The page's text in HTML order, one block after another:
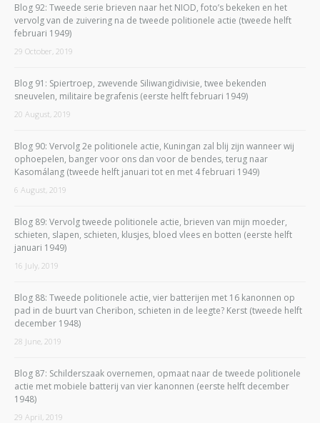
Blog 92: Tweede serie brieven naar het NIOD, foto’s bekeken en het
vervolg van de zuivering na de tweede politionele actie (tweede helft
februari 1949)
29 October, 2019
Blog 91: Spiertroep, zwevende Siliwangidivisie, twee bekenden
sneuvelen, militaire begrafenis (eerste helft februari 1949)
20 August, 2019
Blog 90: Vervolg 2e politionele actie, Kuningan zal blij zijn wanneer wij
ophoepelen, banger voor ons dan voor de bendes, terug naar
Kasomálang (tweede helft januari tot en met 4 februari 1949)
6 August, 2019
Blog 89: Vervolg tweede politionele actie, brieven van mijn moeder,
schieten, slapen, schieten, klusjes, bloed vlees en botten (eerste helft
januari 1949)
16 July, 2019
Blog 88: Tweede politionele actie, vier batterijen met 16 kanonnen op
pad in de buurt van Cheribon, schieten in de leegte? Kerst (tweede helft
december 1948)
28 June, 2019
Blog 87: Schilderszaak overnemen, opmaat naar de tweede politionele
actie met mobiele batterij van vier kanonnen (eerste helft december
1948)
29 April, 2019